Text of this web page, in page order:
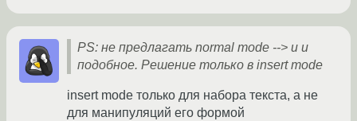
PS: не предлагать normal mode --> u и
подобное. Решение только в insert mode
insert mode только для набора текста, а не
для манипуляций его формой